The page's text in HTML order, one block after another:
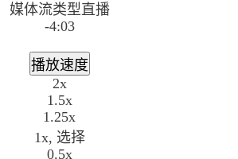
媒体流类型直播
-4:03
播放速度
2x
1.5x
1.25x
1x, 选择
0.5x